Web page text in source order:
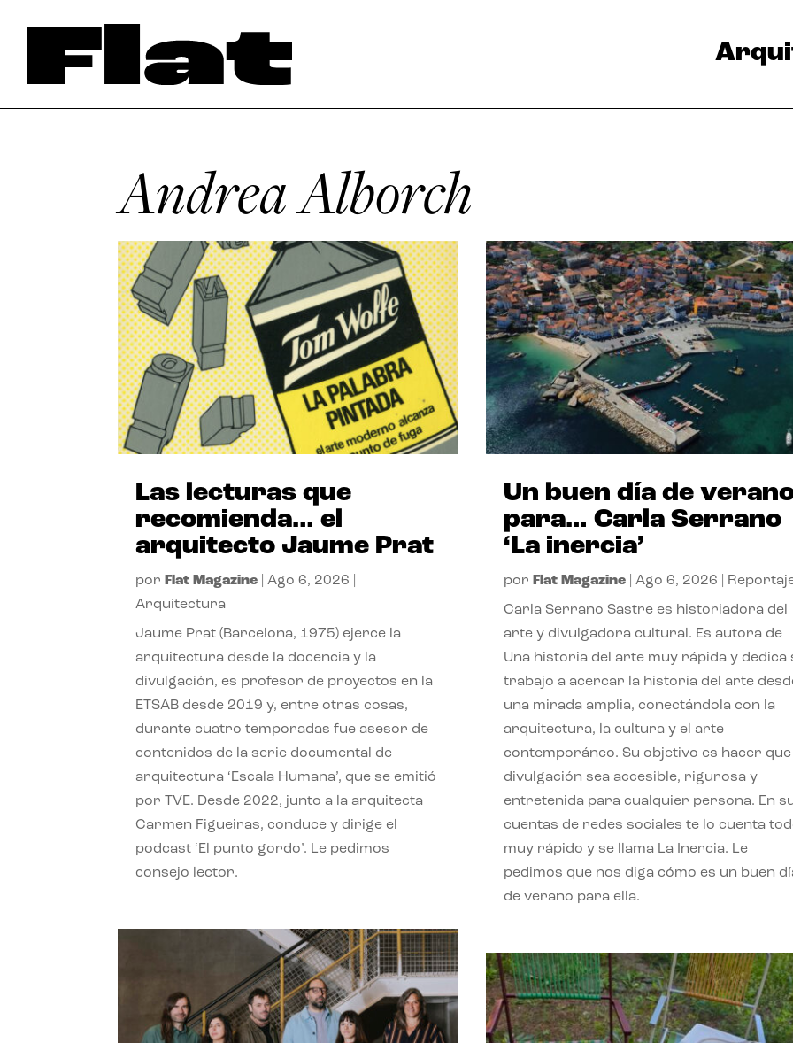
Andrea Alborch
Las lecturas que
recomienda… el
arquitecto Jaume Prat
por Flat Magazine |Ago 6, 2026
Arquitectura
Jaume Prat (Barcelona, 1975) ejerce la
arquitectura desde la docencia y la
divulgación, es profesor de proyectos en la
ETSAB desde 2019 y, entre otras cosas,
durante cuatro temporadas fue asesor de
contenidos de la serie documental de
arquitectura ‘Escala Humana’, que se emitió
por TVE. Desde 2022, junto a la arquitecta
Carmen Figueiras, conduce y dirige el
podcast ‘El punto gordo’. Le pedimos
consejo lector.
Un buen día de
para… Carla Serrano
‘La inercia’
por Flat Magazine| Ago 6, 2026
Carla Serrano Sastre es historiadora del
arte y divulgadora cultural. Es autora de
Una historia del arte muy rápida y dedica
trabajo a acercar la historia del arte
una mirada amplia, conectándola con la
arquitectura, la cultura y el arte
contemporáneo. Su objetivo es hacer que
divulgación sea accesible, rigurosa y
entretenida para cualquier persona. En
cuentas de redes sociales te lo cuenta
muy rápido y se llama La Inercia. Le
pedimos que nos diga cómo es un buen
de verano para ella.